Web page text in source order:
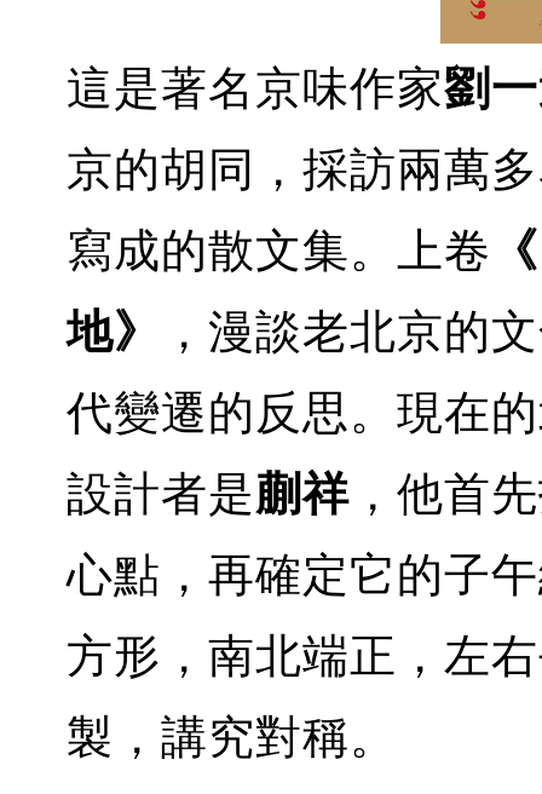
這是著名京味作家劉
京的胡同，採訪兩萬
寫成的散文集。上卷
地》
，漫談老北京的
代變遷的反思。現在
設計者是蒯祥 ，他首
心點，再確定它的子
方形，南北端正，左
製，講究對稱。